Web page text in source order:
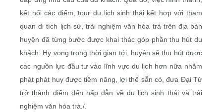
kết nối các điểm, tour du lịch sinh thái kết hợp với tham
quan di tích lịch sử, trải nghiệm văn hóa trà trên địa bàn
huyện đã từng bước được khai thác góp phần thu hút du
khách. Hy vọng trong thời gian tới, huyện sẽ thu hút được
các nguồn lực đầu tư vào lĩnh vực du lịch hơn nữa nhằm
phát phát huy được tiềm năng, lợi thế sẵn có, đưa Đại Từ
trở thành điểm đến hấp dẫn về du lịch sinh thái và trải
nghiệm văn hóa trà./.